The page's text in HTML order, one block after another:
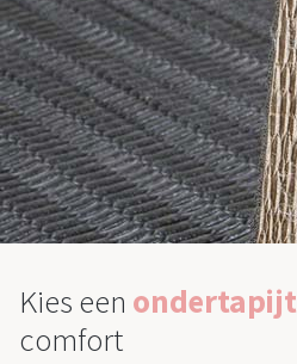
Kies een ondertapijt
comfort